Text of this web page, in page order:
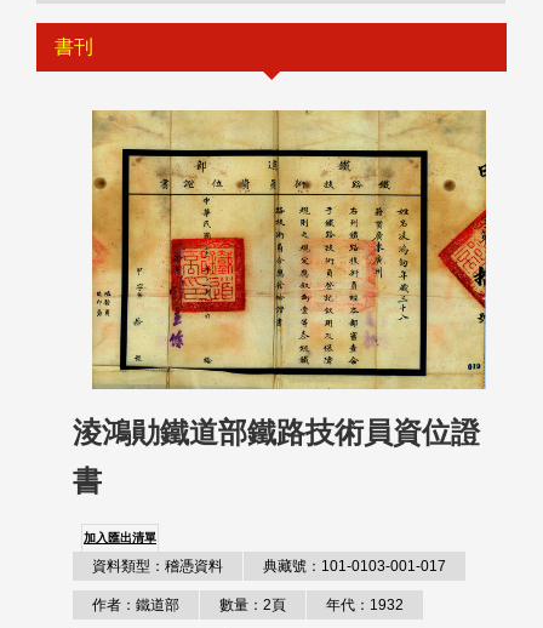
書刊
淩鴻勛鐵道部鐵路技術員資位證
書
加入匯出清單
資料類型：稽憑資料 典藏號：101-0103-001-017
作者：鐵道部 數量：2頁 年代：1932